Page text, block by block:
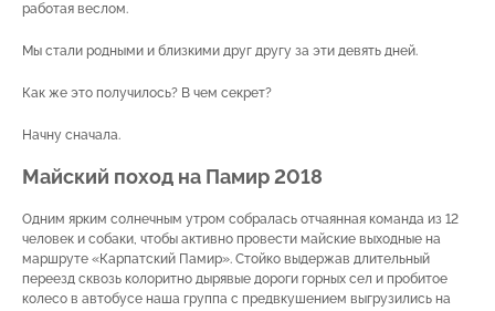
работая веслом.
Мы стали родными и близкими друг другу за эти девять дней.
Как же это получилось? В чем секрет?
Начну сначала.
Майский поход на Памир 2018
Одним ярким солнечным утром собралась отчаянная команда из 12
человек и собаки, чтобы активно провести майские выходные на
маршруте «Карпатский Памир». Стойко выдержав длительный
переезд сквозь колоритно дырявые дороги горных сел и пробитое
колесо в автобусе наша группа с предвкушением выгрузились на